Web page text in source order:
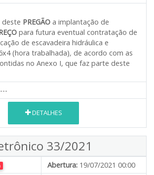
PREGÃO a implantação de
para futura eventual contratação de
de escavadeira hidráulica e
(hora trabalhada), de acordo com as
no Anexo I, que faz parte deste
---
DETALHES
33/2021
Abertura: 19/07/2021 00:00